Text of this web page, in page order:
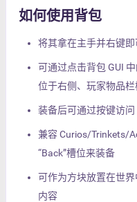
如何使用背包
将其拿在主手并右键
可通过点击背包 GUI
位于右侧、玩家物品
装备后可通过按键访问
兼容 Curios/Trinkets/
“Back”槽位来装备
可作为方块放置在世
内容